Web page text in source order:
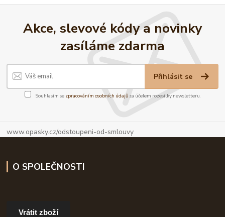
Akce, slevové kódy a novinky
zasíláme zdarma
Přihlásit se
Souhlasím se zpracováním osobních údajůza účelem rozesílky newsletteru.
www.opasky.cz/odstoupeni-od-smlouvy
O SPOLEČNOSTI
Vrátit zboží